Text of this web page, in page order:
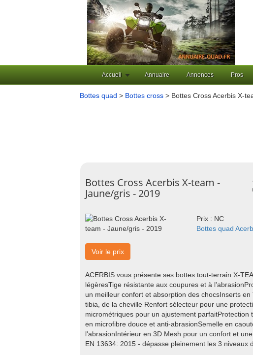
Accueil Annuaire Annonces Pros
Bottes quad > Bottes cross > Bottes Cross Acerbis X-
Bottes Cross Acerbis X-team -
Jaune/gris - 2019
Prix : NC
Bottes quad
Voir le prix
ACERBIS vous présente ses bottes tout-terrain X-
légèresTige résistante aux coupures et à
un meilleur confort et absorption des chocsInserts
tibia, de la cheville Renfort sélecteur pour une
micrométriques pour un ajustement
en microfibre douce et anti-abrasionSemelle en
l'abrasionIntérieur en 3D Mesh pour un confort et
EN 13634: 2015 - dépasse pleinement les 3 niveaux